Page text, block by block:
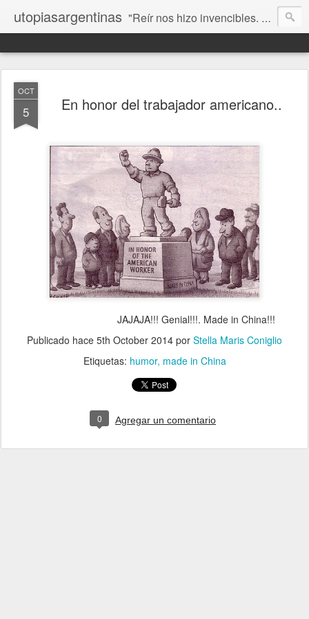
utopiasargentinas "Reír nos hizo invencibles. No como los que siempre ganan, sino como aquellos que no se rinden”. Frida Kahlo
OCT
5 En honor del trabajador americano..
JAJAJA!!! Genial!!!. Made in China!!!
Publicado hace 5th October 2014 por Stella Maris Coniglio
Etiquetas: humor made in China
0 Agregar un comentario